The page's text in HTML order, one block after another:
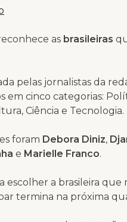
as brasileiras
pelas jornalistas da
em cinco categorias:
Ciência e Tecnologia.
foram Debora Diniz,
e Marielle Franco.
escolher a brasileira que
termina na próxima